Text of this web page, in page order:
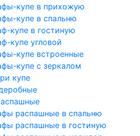
купе в прихожую
купе в спальню
купе в гостиную
купе угловой
купе встроенные
купе с зеркалом
купе
распашные в спальню
распашные в гостиную